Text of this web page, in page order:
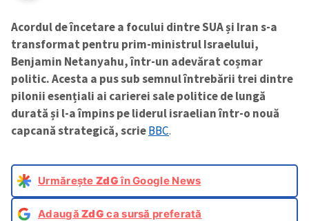
Acordul de încetare a focului dintre SUA și Iran s-a
transformat pentru prim-ministrul Israelului,
Benjamin Netanyahu, într-un adevărat coșmar
politic. Acesta a pus sub semnul întrebării trei dintre
pilonii esențiali ai carierei sale politice de lungă
durată și l-a împins pe liderul israelian într-o nouă
capcană strategică, scrieBBC.
Urmărește ZdGîn Google News
AdaugăZdG ca sursă preferată